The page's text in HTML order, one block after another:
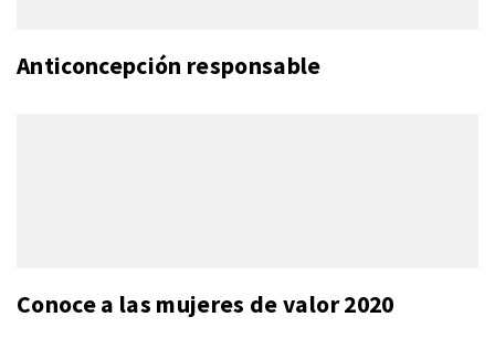
Anticoncepción responsable
Conoce a las mujeres de valor 2020